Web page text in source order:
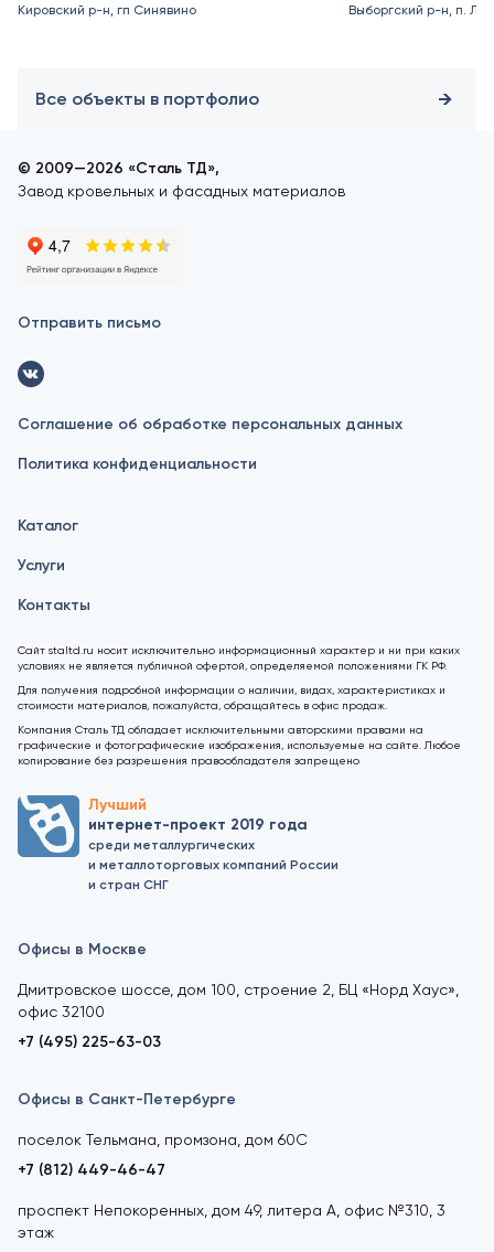
Кировский р-н, гп Синявино Выборгский р-н, п.
Все объекты в портфолио
© 2009—2026 «Сталь ТД»,
Завод кровельных и фасадных материалов
Отправить письмо
Соглашение об обработке персональных данных
Политика конфиденциальности
Каталог
Услуги
Контакты
Сайт staltd.ru носит исключительно информационный характер и ни при каких
условиях не является публичной офертой, определяемой положениями ГК РФ.
Для получения подробной информации о наличии, видах, характеристиках и
стоимости материалов, пожалуйста, обращайтесь в офис продаж.
Компания Сталь ТД обладает исключительными авторскими правами на
графические и фотографические изображения, используемые на сайте. Любое
копирование без разрешения правообладателя запрещено
Лучший
интернет-проект 2019 года
среди металлургических
и металлоторговых компаний России
и стран СНГ
Офисы в Москве
Дмитровское шоссе, дом 100, строение 2, БЦ «Норд Хаус»,
офис 32100
+7 (495) 225-63-03
Офисы в Санкт-Петербурге
поселок Тельмана, промзона, дом 60С
+7 (812) 449-46-47
проспект Непокоренных, дом 49, литера А, офис №310, 3
этаж